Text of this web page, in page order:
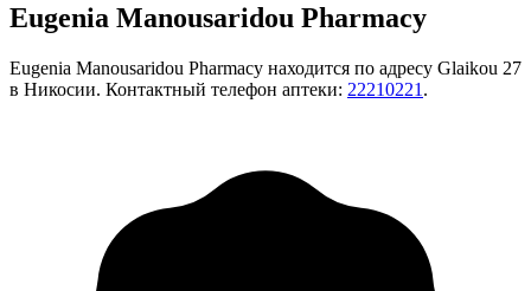
Eugenia Manousaridou Pharmacy
Eugenia Manousaridou Pharmacy находится по адресу Glaikou 27
в Никосии. Контактный телефон аптеки: 22210221 .